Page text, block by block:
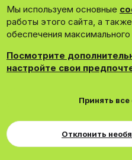
Зарегистрироваться
DohTheme
Cookies Russian
Для правообладателей
EN
Политика конфиденциальности
Мы используем основные
работы этого сайта, а
обеспечения
Посмотрите
настройте свои
Принять
Отклонить